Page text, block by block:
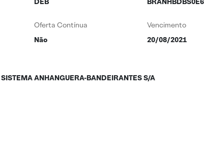
Oferta Contínua
Não
Vencimento
20/08/2021
ANHANGUERA-BANDEIRANTES S/A